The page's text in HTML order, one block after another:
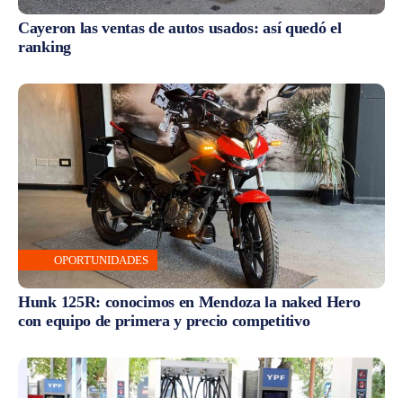
Cayeron las ventas de autos usados: así quedó el
ranking
OPORTUNIDADES
Hunk 125R: conocimos en Mendoza la naked Hero
con equipo de primera y precio competitivo